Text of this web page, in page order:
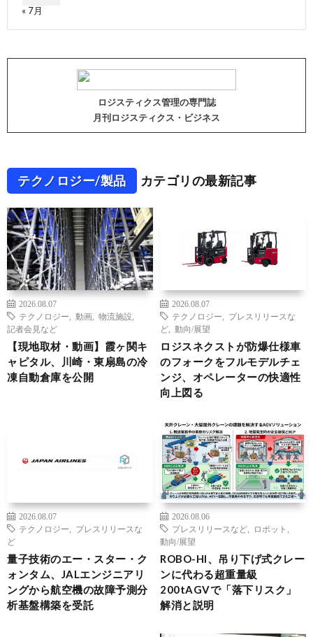
« 7月
ロジスティクス管理の専門誌
月刊ロジスティクス・ビジネス
テクノロジー/製品 カテゴリの最新記事
2026.08.07
テクノロジー
動画 物流施設
記者会見など
【現地取材・動画】霞ヶ関キ
ャピタル、川崎・東扇島の冷
凍自動倉庫を公開
2026.08.07
テクノロジー
プレスリリースな
ど
動向/展望
ロジスネクストが防爆仕様車
のフォークをフルモデルチェ
ンジ、オペレーターの快適性
向上図る
2026.08.07
テクノロジー
プレスリリースな
ど
量子技術のエー・スター・ク
ォンタム、JALエンジニアリ
ングから航空機の故障予測分
析基盤構築を受託
2026.08.06
プレスリリースなど
ロボット
動向/展望
ROBO-HI、吊り下げ式クレー
ンに代わる超重量級
200tAGVで「落下リスク」
解消と説明